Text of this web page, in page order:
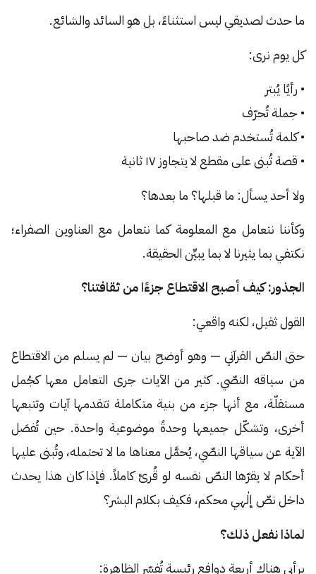
ما حدث لصديقي ليس استثناءً، بل هو السائد والشائع.
كل يوم نرى:
• رأيًا يُبتر
• جملة تُحرّف
• كلمة تُستخدم ضد صاحبها
• قصة تُبنى على مقطع لا يتجاوز ١٧ ثانية
ولا أحد يسأل: ما قبلها؟ ما بعدها؟
وكأننا نتعامل مع المعلومة كما نتعامل مع العناوين الصفراء؛
نكتفي بما يثيرنا لا بما يبيِّن الحقيقة.
الجذور: كيف أصبح الاقتطاع جزءًا من ثقافتنا؟
القول ثقيل، لكنه واقعي:
حتى النصّ القرآني — وهو أوضح بيان — لم يسلم من الاقتطاع
من سياقه النصّي. كثير من الآيات جرى التعامل معها كجُمل
مستقلّة، مع أنها جزء من بنية متكاملة تتقدمها آيات وتتبعها
أخرى، وتشكّل جميعها وحدةً موضوعية واحدة. حين تُفصَل
الآية عن سياقها النصّي، يُحمَّل معناها ما لا تحتمله، وتُبنى عليها
أحكام لا يقرّها النصّ نفسه لو قُرئ كاملاً. فإذا كان هذا يحدث
داخل نصّ إلٰهي محكم، فكيف بكلام البشر؟
لماذا نفعل ذلك؟
برأيي هناك أربعة دوافع رئيسة تُفسّر الظاهرة: